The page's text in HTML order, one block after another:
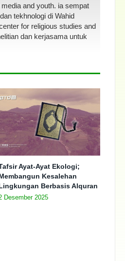
and youth. ia sempat
tekhnologi di Wahid
for religious studies and
dan kerjasama untuk
Ayat-Ayat Ekologi;
Kesalehan
Berbasis Alquran
Desember 2025